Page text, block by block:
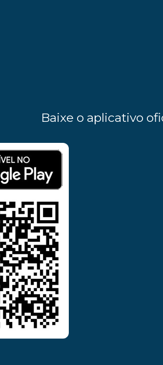
Baixe o aplicativo